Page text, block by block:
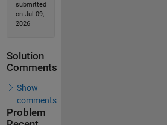
submitted
on Jul 09,
2026
Solution
Comments
Show
comments
Problem